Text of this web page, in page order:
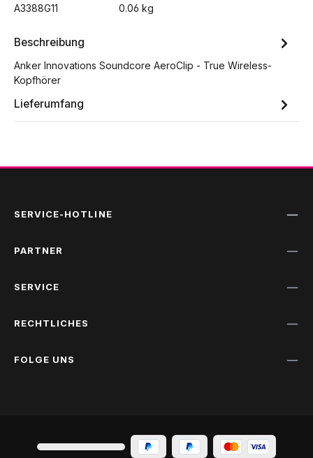
A3388G11 0.06 kg
Beschreibung
Anker Innovations Soundcore AeroClip - True Wireless-
Kopfhörer
Lieferumfang
SERVICE-HOTLINE
PARTNER
SERVICE
RECHTLICHES
FOLGE UNS